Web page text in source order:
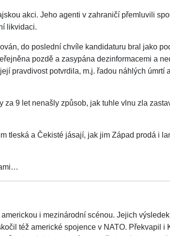
akci. Jeho agenti v zahraničí přemluvili
likvidaci.
do poslední chvíle kandidaturu bral jako
pozdě a zasypána dezinformacemi a
pravdivost potvrdila, m.j. řadou náhlých úmrtí
za 9 let nenašly způsob, jak tuhle vlnu zla
tleská a Čekisté jásají, jak jim Západ prodá i
i mezinárodní scénou. Jejich
též americké spojence v NATO. Překvapil i